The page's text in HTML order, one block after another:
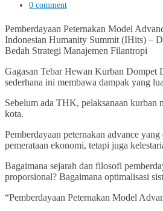
0 comment
Pemberdayaan Peternakan Model
Indonesian Humanity Summit (IHits) –
Bedah Strategi Manajemen Filantropi
Gagasan Tebar Hewan Kurban Dompet
sederhana ini membawa dampak yang
Sebelum ada THK, pelaksanaan kurban
kota.
Pemberdayaan peternakan advance
pemerataan ekonomi, tetapi juga
Bagaimana sejarah dan filosofi
proporsional? Bagaimana optimalisasi
“Pemberdayaan Peternakan Model